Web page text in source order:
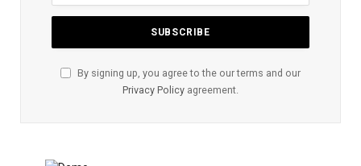
By signing up, you agree to the our terms and our
Privacy Policy agreement.